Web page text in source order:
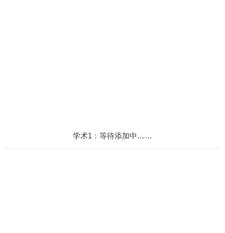
学术1：等待添加中……